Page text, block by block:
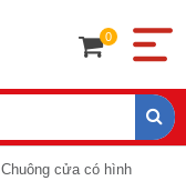
0
Chuông cửa có hình